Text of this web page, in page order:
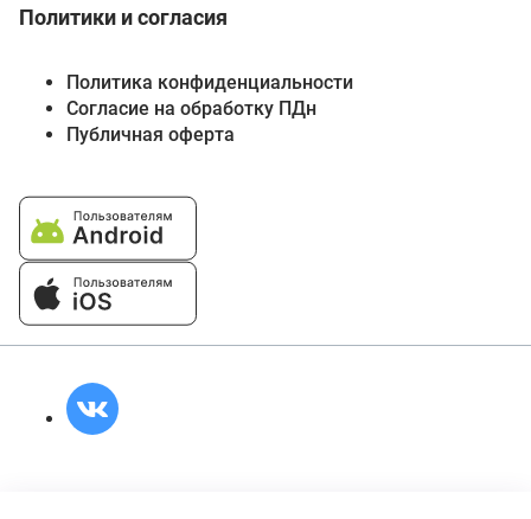
Политики и согласия
Политика конфиденциальности
Согласие на обработку ПДн
Публичная оферта